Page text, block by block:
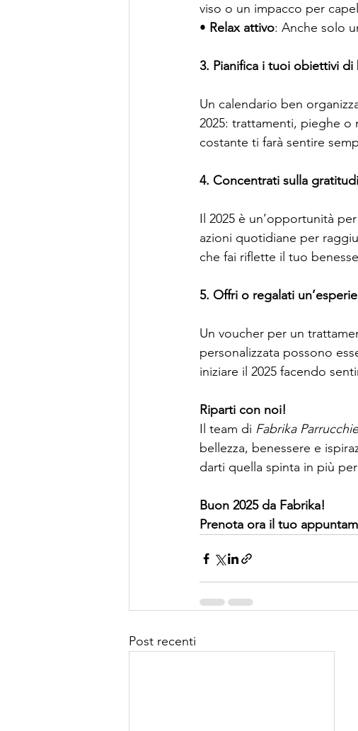
viso o un impacco per
• Relax attivo: Anche solo
3. Pianifica i tuoi obiettivi di
Un calendario ben
2025: trattamenti, pieghe
costante ti farà sentire
4. Concentrati sulla
Il 2025 è un’opportunità
azioni quotidiane per
che fai riflette il tuo
5. Offri o regalati
Un voucher per un
personalizzata possono
iniziare il 2025 facendo
Riparti con noi!
Il team di Fabrika
bellezza, benessere e
darti quella spinta in più
Buon 2025 da Fabrika!
Prenota ora il tuo
Post recenti